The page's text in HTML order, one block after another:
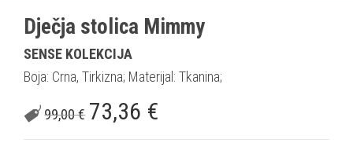
Dječja stolica Mimmy
SENSE KOLEKCIJA
Boja: Crna, Tirkizna; Materijal: Tkanina;
99,00€ 73,36 €